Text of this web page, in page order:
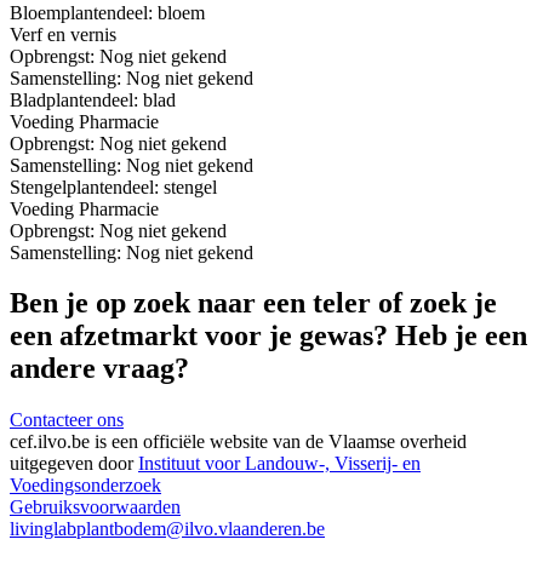
Bloemplantendeel: bloem
Verf en vernis
Opbrengst: Nog niet gekend
Samenstelling: Nog niet gekend
Bladplantendeel: blad
Voeding Pharmacie
Opbrengst: Nog niet gekend
Samenstelling: Nog niet gekend
Stengelplantendeel: stengel
Voeding Pharmacie
Opbrengst: Nog niet gekend
Samenstelling: Nog niet gekend
Ben je op zoek naar een teler of zoek je
een afzetmarkt voor je gewas? Heb je een
andere vraag?
Contacteer ons
cef.ilvo.be is een officiële website van de Vlaamse overheid
uitgegeven doorInstituut voor Landouw-, Visserij- en
Voedingsonderzoek
Gebruiksvoorwaarden
livinglabplantbodem@ilvo.vlaanderen.be